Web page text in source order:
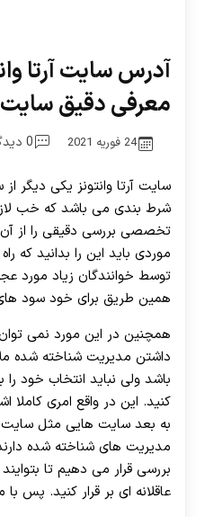
آدرس سایت آرتا
معرفی دقیق سایت
24 فوریه 2021 0 دیدگاه
سایت آرتا وانتونز یکی دیگر
شرط بندی می باشد که خب
تخصصی بررسی دقیقی را از آن
موردی باید این را بدانید که
توسط خوانندگان زیاد مورد
همین طریق برای خود سود های
همچنین در این مورد نمی
داشتن مدیریت شناخته شده
باشد ولی نباید انتخاب خود
کنید. این در واقع امری کاملا
به بعد سایت هایی مثل سایت
مدیریت های شناخته شده
بررسی قرار می دهیم تا
عاقلانه ای بر قرار کنید. پس با